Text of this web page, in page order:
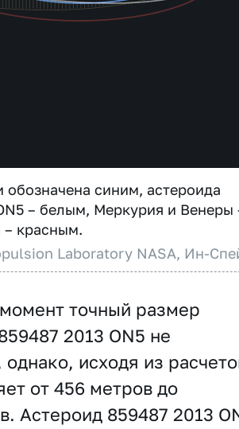
синим, астероида
– белым, Меркурия и Венеры
красным.
Laboratory NASA, Ин-
точный размер
2013 ON5 не
исходя из
от 456 метров до
Астероид 859487 2013